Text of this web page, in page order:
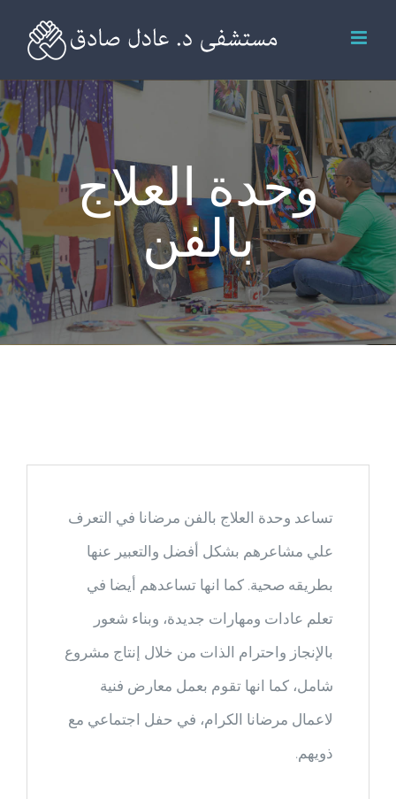
content
وحدة العلاج
بالفن
تساعد وحدة العلاج بالفن مرضانا في التعرف
علي مشاعرهم بشكل أفضل والتعبير عنها
بطريقه صحية. كما انها تساعدهم أيضا في
تعلم عادات ومهارات جديدة، وبناء شعور
بالإنجاز واحترام الذات من خلال إنتاج مشروع
شامل، كما انها تقوم بعمل معارض فنية
لاعمال مرضانا الكرام، في حفل اجتماعي مع
ذويهم.